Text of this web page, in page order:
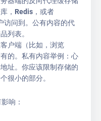
，Redis，或者
访问到。公有内容的代
列表。
户端（比如，浏览
的。私有内容举例：心
址。你应该限制存储的
很小的部分。
响：